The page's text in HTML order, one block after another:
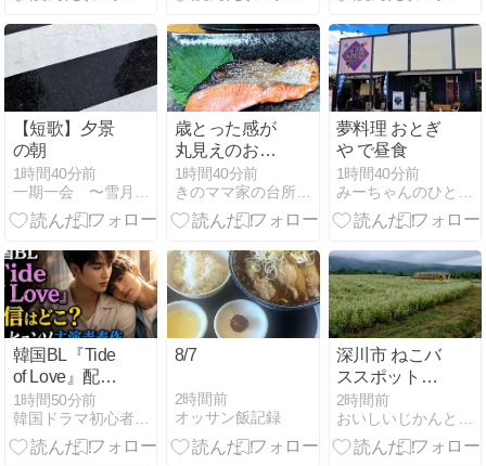
【短歌】夕景
の朝
1時間40分前
歳とった感が
丸見えのお献
立
1時間40分前
きのママ家の台所から
夢料理 おとぎ
や で昼食
1時間40分前
韓国BL『Tide
of Love』配信
はどこ？キム
ヒョンソ主演
青春作
1時間50分前
韓国ドラマ初心者向けファンタジー＆情報館
8/7
2時間前
オッサン飯記録
深川市 ねこバ
ススポット、
戸外炉峠
2時間前